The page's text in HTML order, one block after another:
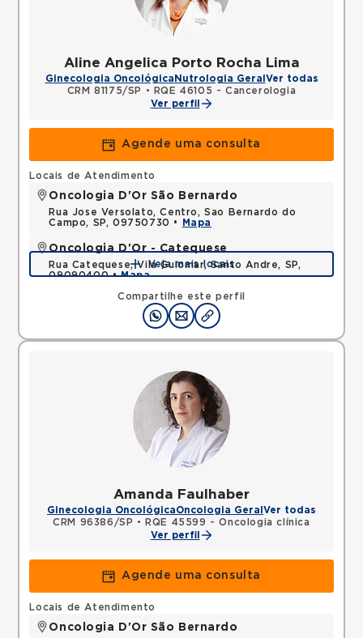
Aline Angelica Porto Rocha Lima
Ginecologia Oncológica Nutrologia Geral Ver todas
CRM 81175/SP
•
RQE 46105 - Cancerologia
Ver perfil
Agende uma consulta
Compartilhe este perfil
Locais de Atendimento
Oncologia D'Or São Bernardo
Rua Jose Versolato, Centro, Sao Bernardo do
Campo, SP, 09750730 •
Mapa
Oncologia D'Or - Catequese
Rua Catequese, Vila Guiomar, Santo Andre, SP,
09090400 •Mapa
Veja mais locais
Amanda Faulhaber
Ginecologia OncológicaOncologia Geral Ver todas
CRM 96386/SP •
RQE 45599 - Oncologia clínica
Ver perfil
Agende uma consulta
Locais de Atendimento
Oncologia D'Or São Bernardo